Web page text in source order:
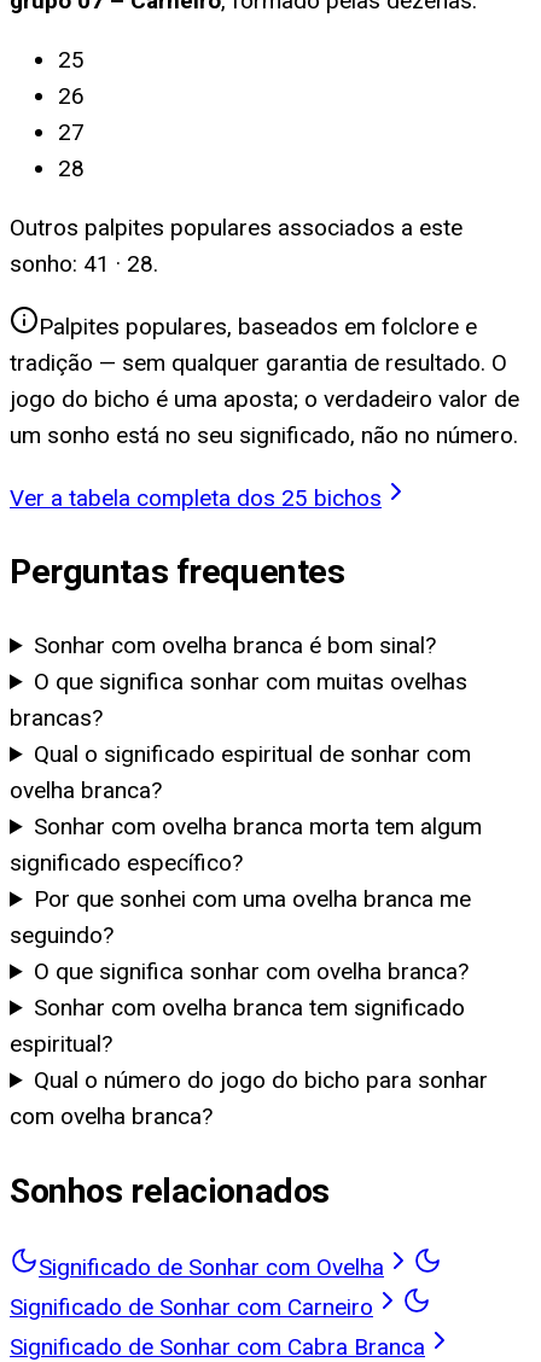
25
26
27
28
Outros palpites populares associados a este
sonho: 41 · 28.
Palpites populares, baseados em folclore e
tradição — sem qualquer garantia de resultado. O
jogo do bicho é uma aposta; o verdadeiro valor de
um sonho está no seu significado, não no número.
Ver a tabela completa dos 25 bichos
Perguntas frequentes
Sonhar com ovelha branca é bom sinal?
O que significa sonhar com muitas ovelhas
brancas?
Qual o significado espiritual de sonhar com
ovelha branca?
Sonhar com ovelha branca morta tem algum
significado específico?
Por que sonhei com uma ovelha branca me
seguindo?
O que significa sonhar com ovelha branca?
Sonhar com ovelha branca tem significado
espiritual?
Qual o número do jogo do bicho para sonhar
com ovelha branca?
Sonhos relacionados
Significado de Sonhar com Ovelha
Significado de Sonhar com Carneiro
Significado de Sonhar com Cabra Branca